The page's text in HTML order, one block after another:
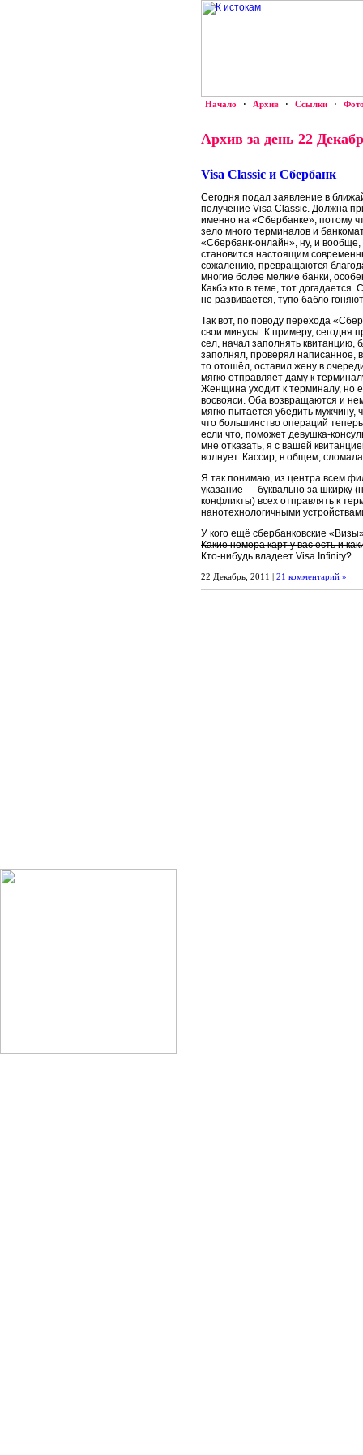
Начало · Архив · Ссылки ·
Архив за день 22
Visa Classic и Сбербанк
Сегодня подал заявление в
получение Visa Classic. Должна
именно на «Сбербанке», потому
зело много терминалов и
«Сбербанк-онлайн», ну, и
становится настоящим
сожалению, превращаются
многие более мелкие банки,
Какбэ кто в теме, тот догадается.
не развивается, тупо бабло
Так вот, по поводу перехода
свои минусы. К примеру, сегодня
сел, начал заполнять квитанцию,
заполнял, проверял написанное,
то отошёл, оставил жену в
мягко отправляет даму к
Женщина уходит к терминалу, но
восвояси. Оба возвращаются и
мягко пытается убедить мужчину,
что большинство операций
если что, поможет девушка-
мне отказать, я с вашей
волнует. Кассир, в общем,
Я так понимаю, из центра всем
указание — буквально за шкирку
конфликты) всех отправлять к
нанотехнологичными
У кого ещё сбербанковские
Какие номера карт у вас есть и
Кто-нибудь владеет Visa Infinity?
22 Декабрь, 2011 | 21 комментарий »